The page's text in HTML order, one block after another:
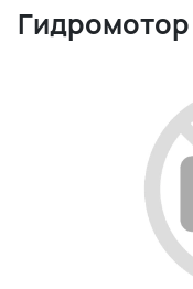
Гидромотор